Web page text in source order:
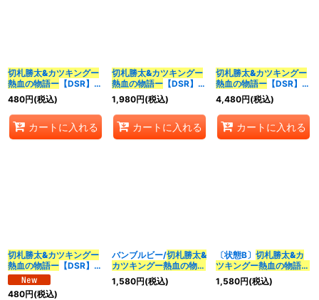
カテゴリ:
特集:
切札勝太&カツキングー
熱血の物語ー 【DSR】
{BD191/14}《多》
480円(税込)
カートに入れる
切札勝太&カツキングー
熱血の物語ー【DSR】
{EX152/100}《多》
1,980円(税込)
カートに入れる
切札勝太&カツキングー
熱血の物語ー【DSR】
{ART171/5}《多》
4,480円(税込)
カートに入れる
切札勝太&カツキングー
熱血の物語ー 【DSR】
{25BD311/20}《多》
480円(税込)
バンブルビー/切札勝太&
カツキングー熱血の物語
ー【DSR】{ART103/6}
《多》
1,580円(税込)
〔状態B〕 切札勝太&カ
ツキングー熱血の物語ー
【DSR】{EX152/100}
《多》
1,580円(税込)